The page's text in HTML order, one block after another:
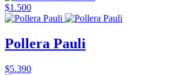
$1.500
Pollera Pauli
$5.390